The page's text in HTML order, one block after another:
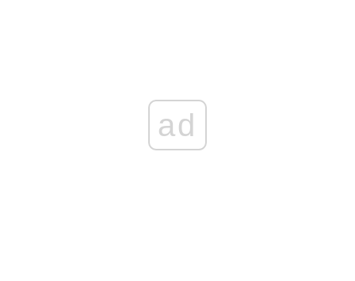
ad